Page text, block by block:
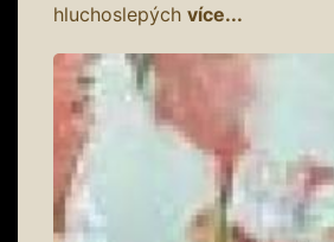
hluchoslepých více...